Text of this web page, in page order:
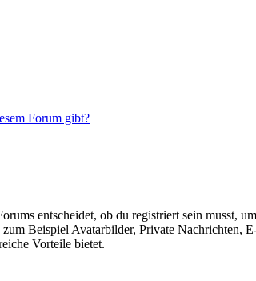
Forum gibt?
entscheidet, ob du registriert sein musst,
Beispiel Avatarbilder, Private Nachrichten,
Vorteile bietet.